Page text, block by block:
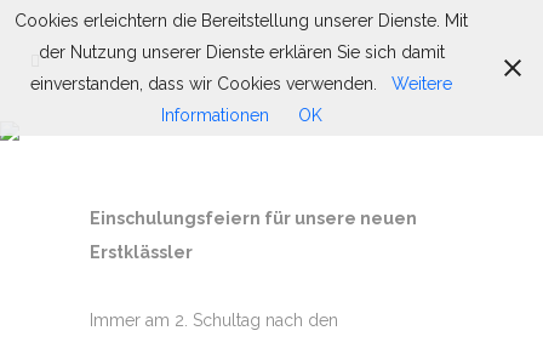
Einschulungsfeiern für unsere neuen
Erstklässler
Immer am 2. Schultag nach den
Cookies erleichtern die Bereitstellung unserer Dienste. Mit
der Nutzung unserer Dienste erklären Sie sich damit
einverstanden, dass wir Cookies verwenden.
Weitere
Informationen
OK